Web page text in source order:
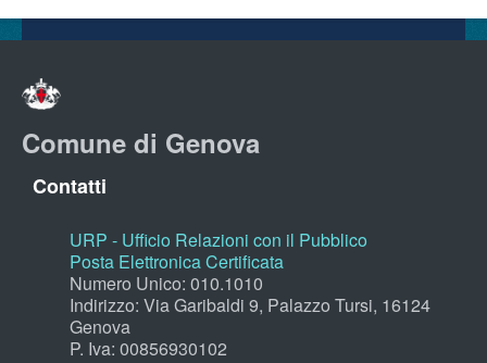
Comune di Genova
Contatti
URP - Ufficio Relazioni con il Pubblico
Posta Elettronica Certificata
Numero Unico: 010.1010
Indirizzo: Via Garibaldi 9, Palazzo Tursi, 16124
Genova
P. Iva: 00856930102